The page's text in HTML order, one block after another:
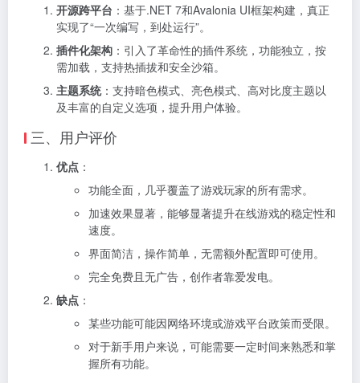
开源跨平台 ：基于.NET 7和Avalonia UI框架构建，真正
实现了“一次编写，到处运行”。
插件化架构 ：引入了革命性的插件系统，功能独立，按
需加载，支持热插拔和安全沙箱。
主题系统：支持暗色模式、亮色模式、高对比度主题以
及丰富的自定义选项，提升用户体验。
三、用户评价
优点 ：
功能全面，几乎覆盖了游戏玩家的所有需求。
加速效果显著，能够显著提升在线游戏的稳定性和
速度。
界面简洁，操作简单，无需额外配置即可使用。
完全免费且无广告，创作者靠爱发电。
缺点 ：
某些功能可能因网络环境或游戏平台政策而受限。
对于新手用户来说，可能需要一定时间来熟悉和掌
握所有功能。